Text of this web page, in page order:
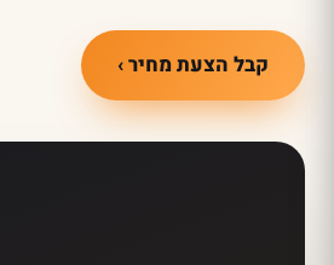
קבל הצעת מחיר ›